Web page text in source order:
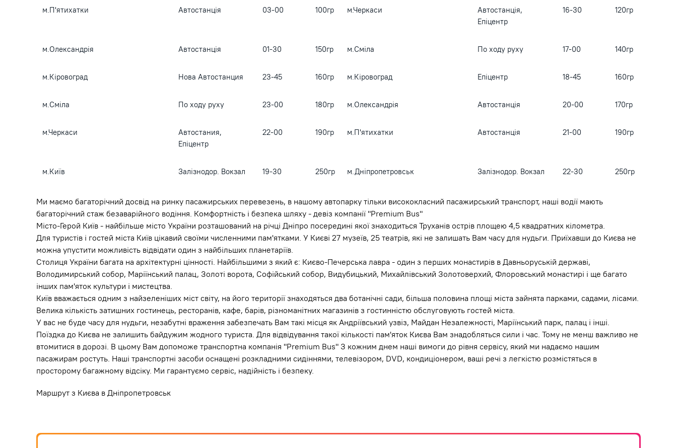
м.П'ятихатки Автостанція 03-00 100гр м.Черкаси
Автостанція,
Епіцентр
16-30 120гр
м.Олександрія Автостанція 01-30 150гр м.Сміла По ходу руху 17-00 140гр
м.Кіровоград Нова Автостанция 23-45 160гр м.Кіровоград Епіцентр 18-45 160гр
м.Сміла По ходу руху 23-00 180гр м.Олександрія Автостанція 20-00 170гр
м.Черкаси
Автостания,
Епіцентр
22-00 190гр м.П'ятихатки Автостанція 21-00 190гр
м.Київ Залізнодор. Вокзал 19-30 250гр м.Дніпропетровськ Залізнодор. Вокзал 22-30 250гр
Ми маємо багаторічний досвід на ринку пасажирських перевезень, в нашому автопарку тільки висококласний пасажирський транспорт, наші водії мають
багаторічний стаж безаварійного водіння. Комфортність і безпека шляху - девіз компанії "Premium Bus"
Місто-Герой Київ - найбільше місто України розташований на річці Дніпро посередині якої знаходиться Труханів острів площею 4,5 квадратних кілометра.
Для туристів і гостей міста Київ цікавий своїми численними пам'ятками. У Києві 27 музеїв, 25 театрів, які не залишать Вам часу для нудьги. Приїхавши до Києва не
можна упустити можливість відвідати один з найбільших планетаріїв.
Столиця України багата на архітектурні цінності. Найбільшими з який є: Києво-Печерська лавра - один з перших монастирів в Давньоруській державі,
Володимирський собор, Маріїнський палац, Золоті ворота, Софійський собор, Видубицький, Михайлівський Золотоверхий, Флоровський монастирі і ще багато
інших пам'яток культури і мистецтва.
Київ вважається одним з найзеленіших міст світу, на його території знаходяться два ботанічні сади, більша половина площі міста зайнята парками, садами, лісами.
Велика кількість затишних гостинець, ресторанів, кафе, барів, різноманітних магазинів з гостинністю обслуговують гостей міста.
У вас не буде часу для нудьги, незабутні враження забезпечать Вам такі місця як Андріївський узвіз, Майдан Незалежності, Маріїнський парк, палац і інші.
Поїздка до Києва не залишить байдужим жодного туриста. Для відвідування такої кількості пам'яток Києва Вам знадобляться сили і час. Тому не менш важливо не
втомитися в дорозі. В цьому Вам допоможе транспортна компанія "Premium Bus" З кожним днем наші вимоги до рівня сервісу, який ми надаємо нашим
пасажирам ростуть. Наші транспортні засоби оснащені розкладними сидіннями, телевізором, DVD, кондиціонером, ваші речі з легкістю розмістяться в
просторому багажному відсіку. Ми гарантуємо сервіс, надійність і безпеку.
Маршрут з Києва в Дніпропетровськ